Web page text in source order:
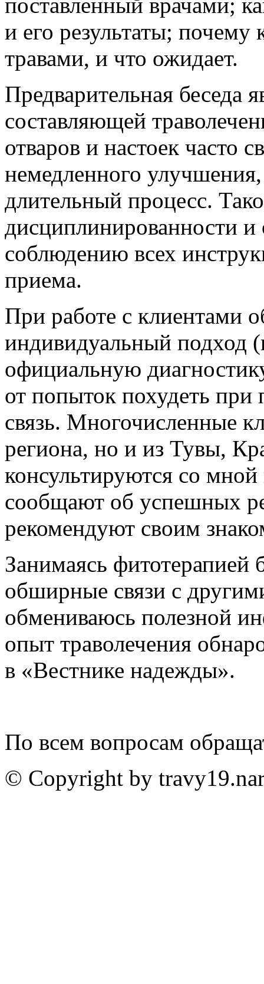
и его результаты; почему
травами, и что ожидает.
Предварительная беседа
составляющей
отваров и настоек часто
немедленного
длительный процесс.
дисциплинированности и
соблюдению всех
приема.
При работе с клиентами
индивидуальный подход
официальную
от попыток похудеть
связь. Многочисленные
региона, но и из Тувы,
консультируются со мной
сообщают об успешных
рекомендуют своим
Занимаясь фитотерапией
обширные связи с
обмениваюсь полезной
опыт траволечения
в «Вестнике надежды».
По всем вопросам
© Copyright by